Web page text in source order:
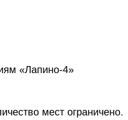
«Лапино-4»
мест ограничено.